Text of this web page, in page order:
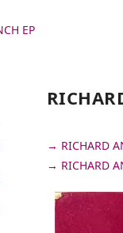
EP
→ RICHARD
→ RICHARD